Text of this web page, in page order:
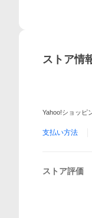
ストア情
Yahoo!ショッピ
支払い方法
ストア評価